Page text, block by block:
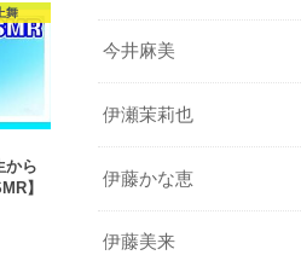
舞
から
】
今井麻美
伊瀬茉莉也
伊藤かな恵
伊藤美来